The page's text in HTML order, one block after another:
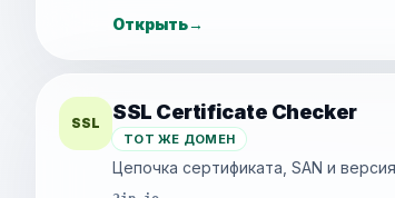
Открыть→
SSL SSL Certificate Checker
ТОТ ЖЕ ДОМЕН
Цепочка сертификата, SAN и